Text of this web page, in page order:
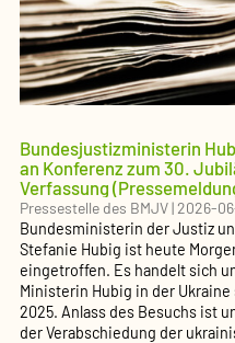
Bundesjustizministerin
an Konferenz zum 30.
Verfassung
Pressestelle des BMJV|2026-
Bundesministerin der Justiz
Stefanie Hubig ist heute
eingetroffen. Es handelt sich
Ministerin Hubig in der
2025. Anlass des Besuchs ist
der Verabschiedung der